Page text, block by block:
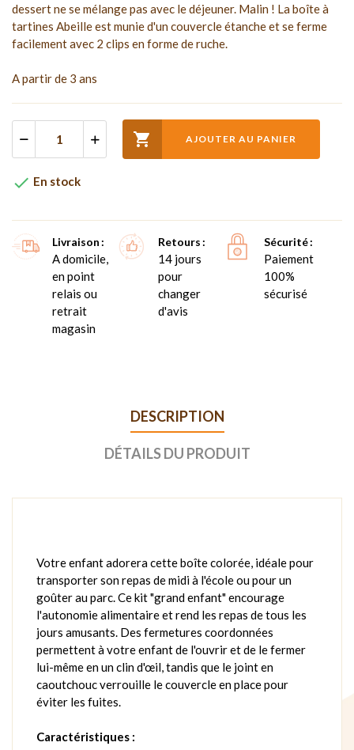
dessert ne se mélange pas avec le déjeuner. Malin ! La boîte à
tartines Abeille est munie d'un couvercle étanche et se ferme
facilement avec 2 clips en forme de ruche.
A partir de 3 ans
 AJOUTER AU PANIER
 En stock
Livraison
A domicile,
en point
relais ou
retrait
magasin
Retours
14 jours
pour
changer
d'avis
Sécurité
Paiement
100%
sécurisé
DESCRIPTION
DÉTAILS DU PRODUIT
Votre enfant adorera cette boîte colorée, idéale pour
transporter son repas de midi à l'école ou pour un
goûter au parc. Ce kit "grand enfant" encourage
l'autonomie alimentaire et rend les repas de tous les
jours amusants. Des fermetures coordonnées
permettent à votre enfant de l'ouvrir et de le fermer
lui-même en un clin d'œil, tandis que le joint en
caoutchouc verrouille le couvercle en place pour
éviter les fuites.
Caractéristiques :